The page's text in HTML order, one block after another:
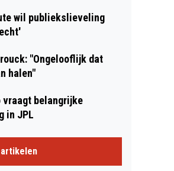
wil publiekslieveling
"Ongelooflijk dat
halen"
vraagt belangrijke
in JPL